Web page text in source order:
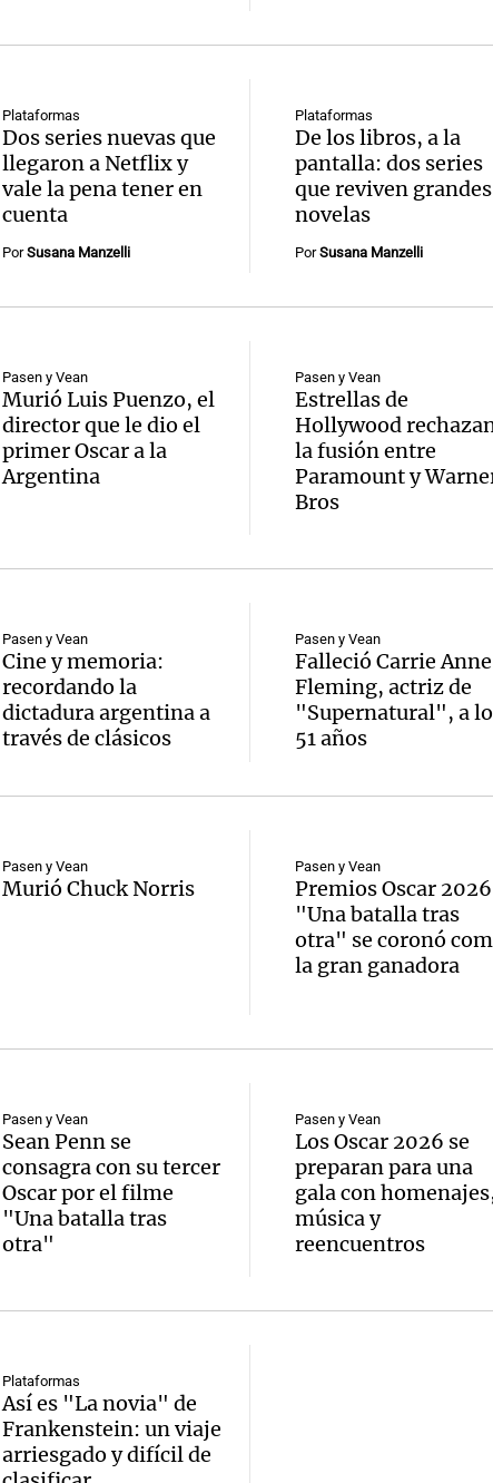
Plataformas
Dos series nuevas que
llegaron a Netflix y
vale la pena tener en
cuenta
PorSusana Manzelli
Plataformas
De los libros, a la
pantalla: dos series
que reviven grandes
novelas
PorSusana Manzelli
Pasen y Vean
Murió Luis Puenzo, el
director que le dio el
primer Oscar a la
Argentina
Pasen y Vean
Estrellas de
Hollywood
la fusión entre
Paramount y
Bros
Pasen y Vean
Cine y memoria:
recordando la
dictadura argentina a
través de clásicos
Pasen y Vean
Falleció Carrie Anne
Fleming, actriz de
"Supernatural", a
51 años
Pasen y Vean
Murió Chuck Norris
Pasen y Vean
Premios Oscar
"Una batalla tras
otra" se coronó
la gran ganadora
Pasen y Vean
Sean Penn se
consagra con su tercer
Oscar por el filme
"Una batalla tras
otra"
Pasen y Vean
Los Oscar 2026 se
preparan para una
gala con
música y
reencuentros
Plataformas
Así es "La novia" de
Frankenstein: un viaje
arriesgado y difícil de